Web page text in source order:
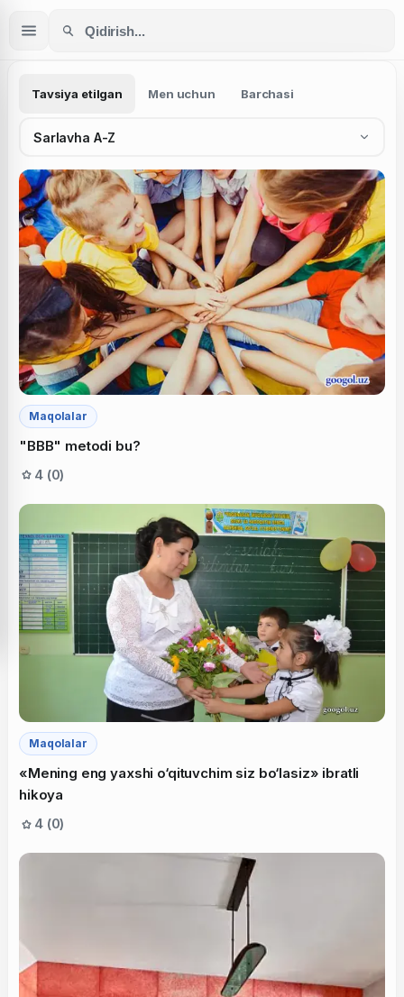
Tavsiya etilgan Men uchun Barchasi
Sarlavha A-Z
Maqolalar
"BBB" metodi bu?
4 (0)
Maqolalar
«Mening eng yaxshi o‘qituvchim siz bo‘lasiz» ibratli
hikoya
4 (0)